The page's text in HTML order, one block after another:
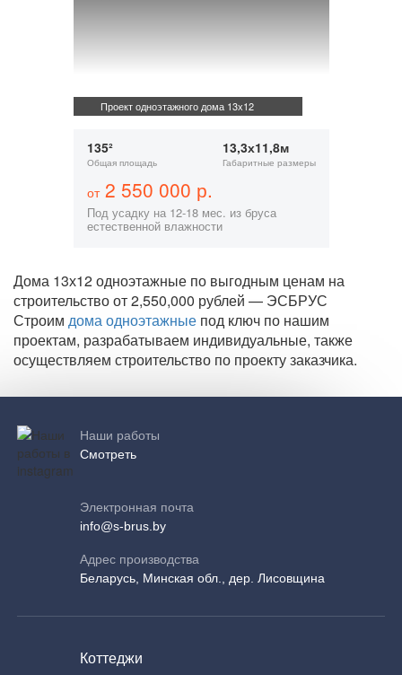
Проект одноэтажного дома 13х12
135²
Общая площадь
13,3х11,8м
Габаритные размеры
от2 550 000 р.
Под усадку на 12-18 мес. из бруса
естественной влажности
Дома 13х12 одноэтажные по выгодным ценам на
строительство от 2,550,000 рублей — ЭСБРУС
Строим дома одноэтажные под ключ по нашим
проектам, разрабатываем индивидуальные, также
осуществляем строительство по проекту заказчика.
Наши работы
Смотреть
Электронная почта
info@s-brus.by
Адрес производства
Беларусь, Минская обл., дер. Лисовщина
Коттеджи